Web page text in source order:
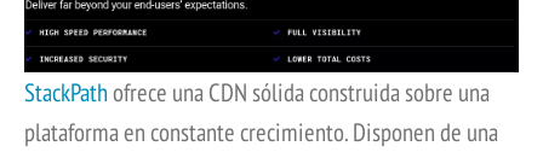
StackPathofrece una CDN sólida construida sobre una
plataforma en constante crecimiento. Disponen de una